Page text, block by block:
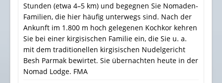
Stunden (etwa 4–5 km) und begegnen Sie Nomaden-
Familien, die hier häufig unterwegs sind. Nach der
Ankunft im 1.800 m hoch gelegenen Kochkor kehren
Sie bei einer kirgisischen Familie ein, die Sie u. a.
mit dem traditionellen kirgisischen Nudelgericht
Besh Parmak bewirtet. Sie übernachten heute in der
Nomad Lodge. FMA